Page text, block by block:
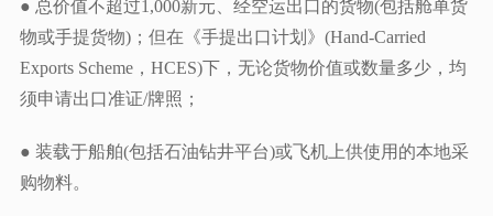
● 总价值不超过1,000新元、经空运出口的货物(包括舱单货
物或手提货物)；但在《手提出口计划》(Hand-Carried
Exports Scheme，HCES)下，无论货物价值或数量多少，均
须申请出口准证/牌照；
● 装载于船舶(包括石油钻井平台)或飞机上供使用的本地采
购物料。